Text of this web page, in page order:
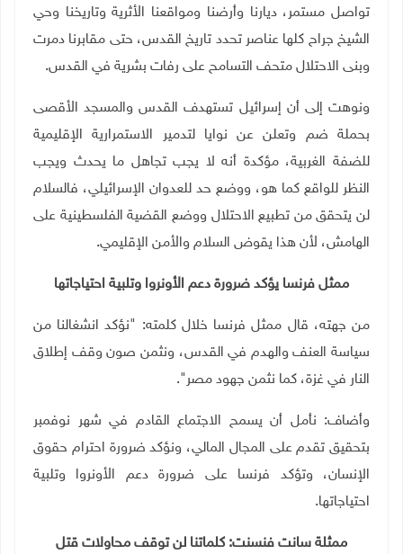
تواصل مستمر، ديارنا وأرضنا ومواقعنا الأثرية وتاريخنا وحي
الشيخ جراح كلها عناصر تحدد تاريخ القدس، حتى مقابرنا دمرت
وبنى الاحتلال متحف التسامح على رفات بشرية في القدس.
ونوهت إلى أن إسرائيل تستهدف القدس والمسجد الأقصى
بحملة ضم وتعلن عن نوايا لتدمير الاستمرارية الإقليمية
للضفة الغربية، مؤكدة أنه لا يجب تجاهل ما يحدث ويجب
النظر للواقع كما هو، ووضع حد للعدوان الإسرائيلي، فالسلام
لن يتحقق من تطبيع الاحتلال ووضع القضية الفلسطينية على
الهامش، لأن هذا يقوض السلام والأمن الإقليمي.
ممثل فرنسا يؤكد ضرورة دعم الأونروا وتلبية احتياجاتها
من جهته، قال ممثل فرنسا خلال كلمته: "نؤكد انشغالنا من
سياسة العنف والهدم في القدس، ونثمن صون وقف إطلاق
النار في غزة، كما نثمن جهود مصر".
وأضاف: نأمل أن يسمح الاجتماع القادم في شهر نوفمبر
بتحقيق تقدم على المجال المالي، ونؤكد ضرورة احترام حقوق
الإنسان، وتؤكد فرنسا على ضرورة دعم الأونروا وتلبية
احتياجاتها.
ممثلة سانت فنسنت: كلماتنا لن توقف محاولات قتل